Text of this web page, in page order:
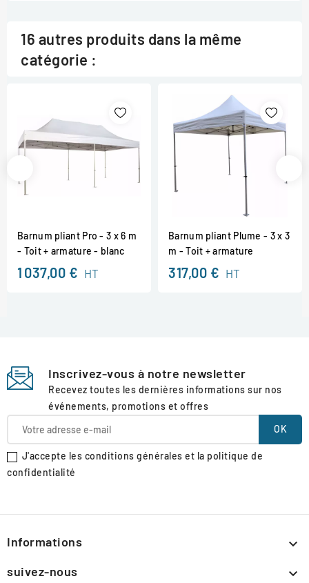
16 autres produits dans la même
catégorie :
Barnum pliant Pro - 3 x 6 m
- Toit + armature - blanc
1 037,00 € HT
Barnum pliant Plume - 3 x 3
m - Toit + armature
317,00 € HT
Inscrivez-vous à notre newsletter
Recevez toutes les dernières informations sur nos
événements, promotions et offres
J'accepte les conditions générales et la politique de
confidentialité
Informations 
suivez-nous 